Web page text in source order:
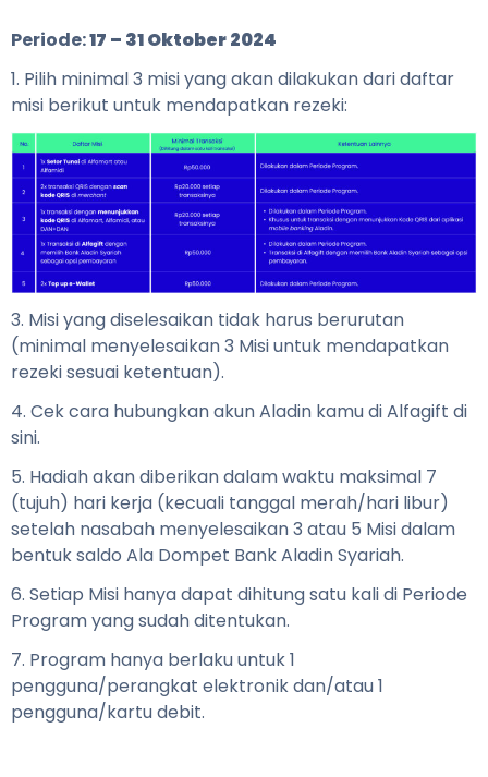
Periode:17 – 31 Oktober 2024
1. Pilih minimal 3 misi yang akan dilakukan dari daftar
misi berikut untuk mendapatkan rezeki:
3. Misi yang diselesaikan tidak harus berurutan
(minimal menyelesaikan 3 Misi untuk mendapatkan
rezeki sesuai ketentuan).
4. Cek cara hubungkan akun Aladin kamu di Alfagift di
sini.
5. Hadiah akan diberikan dalam waktu maksimal 7
(tujuh) hari kerja (kecuali tanggal merah/hari libur)
setelah nasabah menyelesaikan 3 atau 5 Misidalam
bentuk saldo Ala Dompet Bank Aladin Syariah.
6. Setiap Misi hanya dapat dihitung satu kali di Periode
Program yang sudah ditentukan.
7. Program hanya berlaku untuk 1
pengguna/perangkat elektronik dan/atau 1
pengguna/kartu debit.